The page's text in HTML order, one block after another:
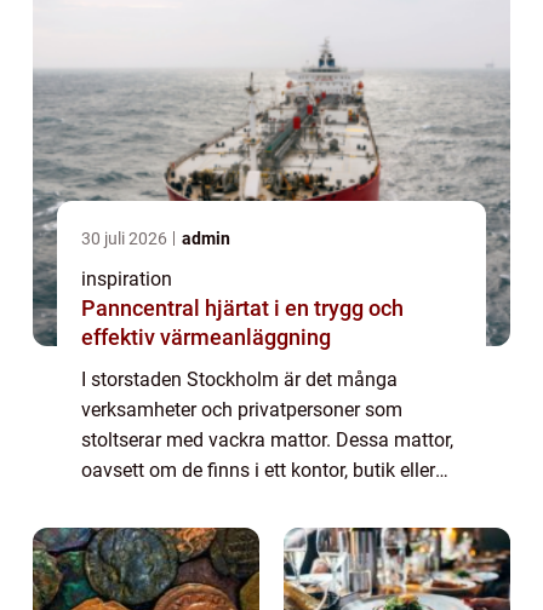
30 juli 2026 admin
inspiration
Panncentral hjärtat i en trygg och
effektiv värmeanläggning
I storstaden Stockholm är det många
verksamheter och privatpersoner som
stoltserar med vackra mattor. Dessa mattor,
oavsett om de finns i ett kontor, butik eller
kommer beh...